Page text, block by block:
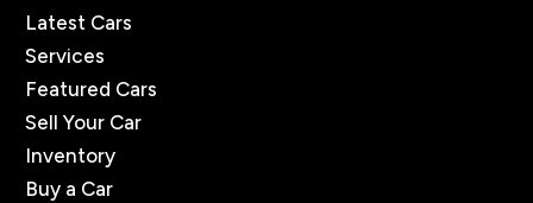
Latest Cars
Services
Featured Cars
Sell Your Car
Inventory
Buy a Car